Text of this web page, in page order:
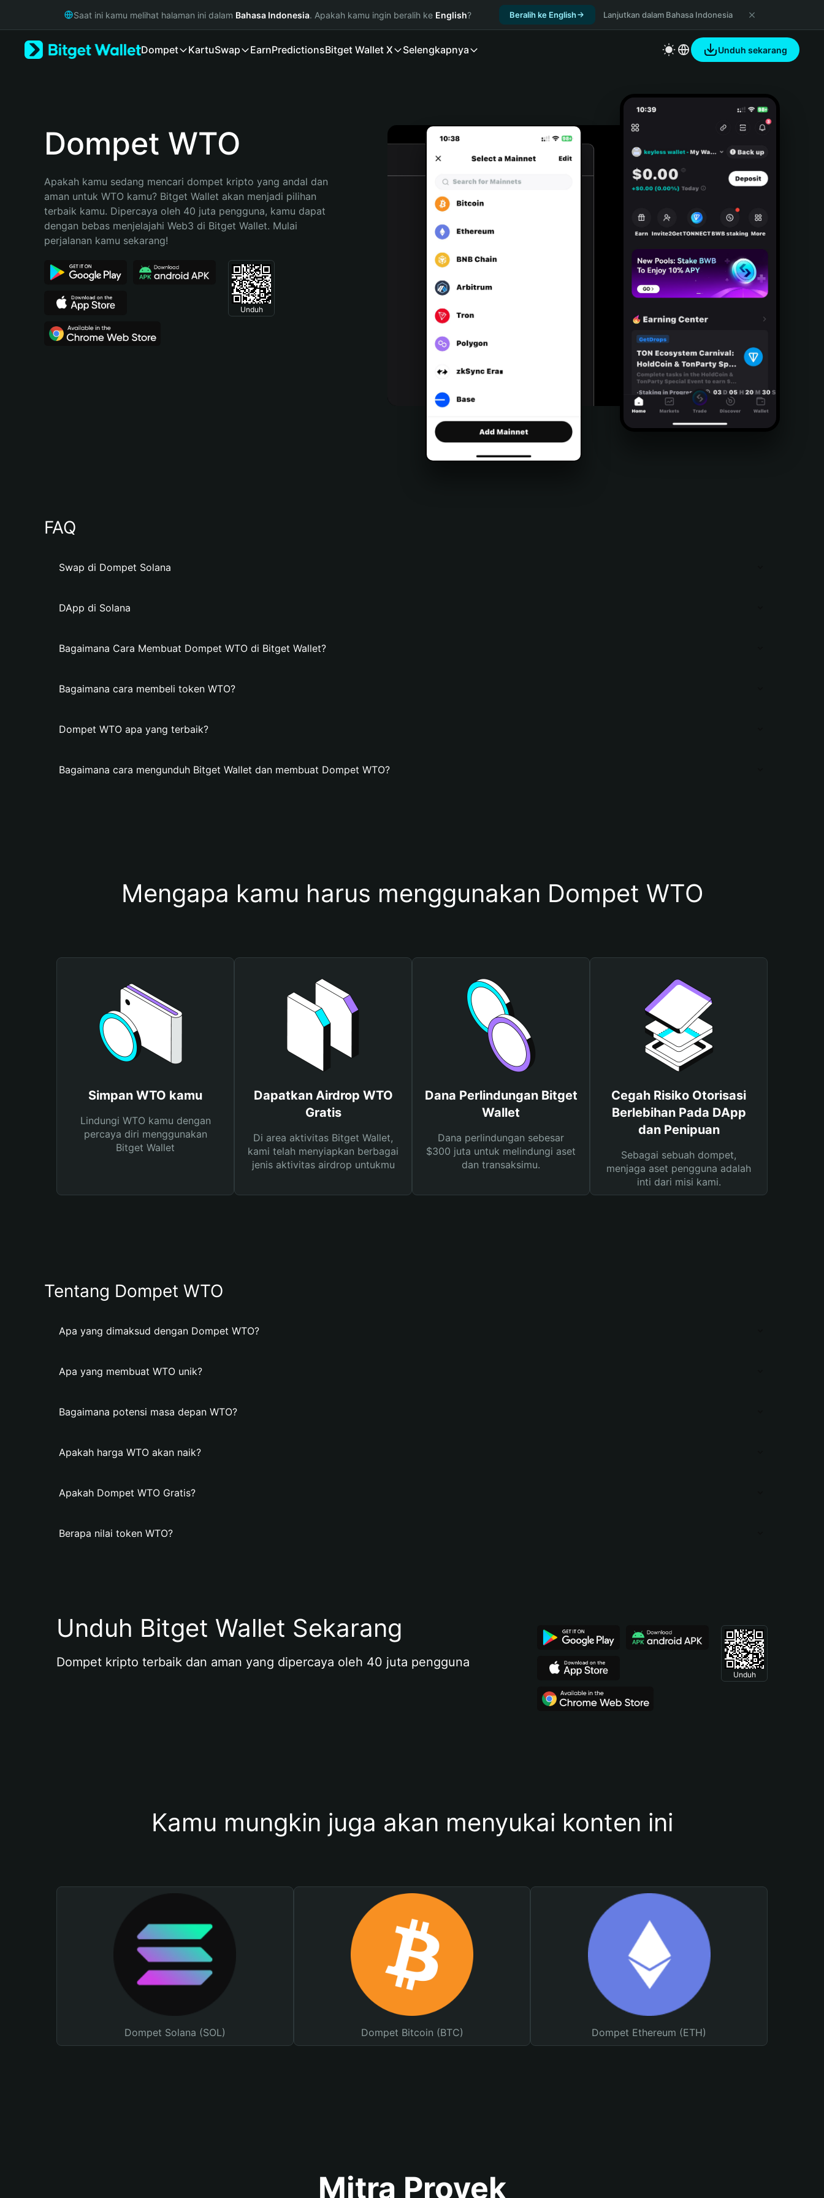
Русский
Bahasa Indonesia
Español (Argentina)
Saat ini kamu melihat halaman ini dalam Bahasa Indonesia. Apakah kamu ingin beralih ke English? Beralih ke English Lanjutkan dalam Bahasa Indonesia
Dompet KartuSwap EarnPredictionsBitget Wallet X Selengkapnya Unduh sekarang
Dompet WTO
Apakah kamu sedang mencari dompet kripto yang andal dan
aman untuk WTO kamu? Bitget Wallet akan menjadi pilihan
terbaik kamu. Dipercaya oleh 40 juta pengguna, kamu dapat
dengan bebas menjelajahi Web3 di Bitget Wallet. Mulai
perjalanan kamu sekarang!
Unduh
FAQ
Swap di Dompet Solana
DApp di Solana
Bagaimana Cara Membuat Dompet WTO di Bitget Wallet?
Bagaimana cara membeli token WTO?
Dompet WTO apa yang terbaik?
Bagaimana cara mengunduh Bitget Wallet dan membuat Dompet WTO?
Mengapa kamu harus menggunakan Dompet WTO
Simpan WTO kamu
Lindungi WTO kamu dengan
percaya diri menggunakan
Bitget Wallet
Dapatkan Airdrop WTO
Gratis
Di area aktivitas Bitget Wallet,
kami telah menyiapkan berbagai
jenis aktivitas airdrop untukmu
Dana Perlindungan Bitget
Wallet
Dana perlindungan sebesar
$300 juta untuk melindungi aset
dan transaksimu.
Cegah Risiko Otorisasi
Berlebihan Pada DApp
dan Penipuan
Sebagai sebuah dompet,
menjaga aset pengguna adalah
inti dari misi kami.
Tentang Dompet WTO
Apa yang dimaksud dengan Dompet WTO?
Apa yang membuat WTO unik?
Bagaimana potensi masa depan WTO?
Apakah harga WTO akan naik?
Apakah Dompet WTO Gratis?
Berapa nilai token WTO?
Unduh Bitget Wallet Sekarang
Dompet kripto terbaik dan aman yang dipercaya oleh 40 juta pengguna
Unduh
Kamu mungkin juga akan menyukai konten ini
Dompet Solana (SOL) Dompet Bitcoin (BTC) Dompet Ethereum (ETH)
Mitra Proyek